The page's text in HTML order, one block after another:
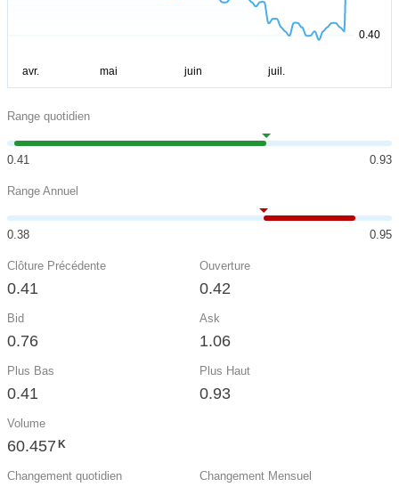
Range quotidien
0.41 0.93
Range Annuel
0.38 0.95
Clôture Précédente
0.41
Ouverture
0.42
Bid
0.76
Ask
1.06
Plus Bas
0.41
Plus Haut
0.93
Volume
60.457 K
Changement quotidien Changement Mensuel